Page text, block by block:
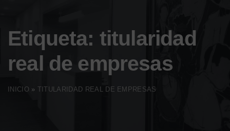
Etiqueta: titularidad
real de empresas
INICIO » TITULARIDAD REAL DE EMPRESAS